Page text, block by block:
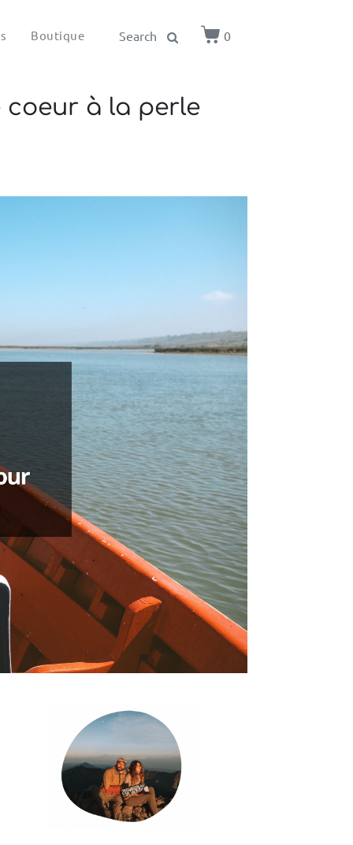
Boutique 0
coeur à la perle